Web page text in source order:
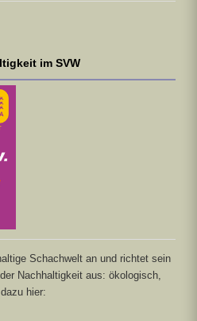
im SVW
Schachwelt an und richtet sein
Nachhaltigkeit aus: ökologisch,
hier: